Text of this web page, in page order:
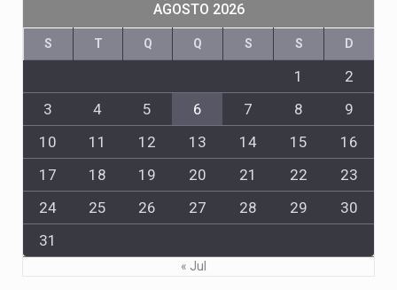
AGOSTO 2026
S T Q Q S S D
1
2
3
4 5 6 7 8
9
10
11 12 13 14 15
16
17
18 19 20 21 22
23
24
25 26 27 28 29
30
31
« Jul